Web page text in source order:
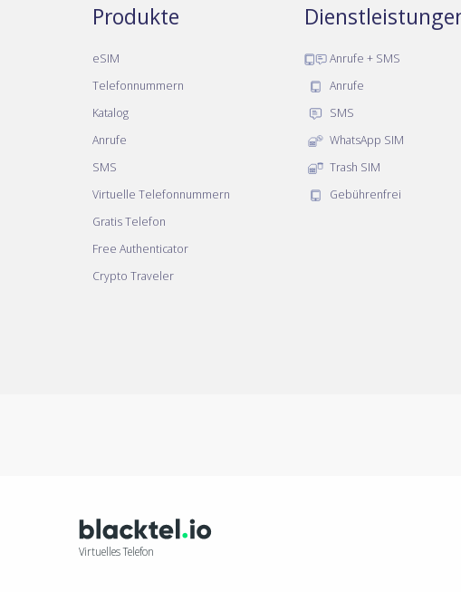
Produkte
eSIM
Telefonnummern
Katalog
Anrufe
SMS
Virtuelle Telefonnummern
Gratis Telefon
Free Authenticator
Crypto Traveler
Anrufe + SMS
Anrufe
SMS
WhatsApp SIM
Trash SIM
Gebührenfrei
Virtuelles Telefon